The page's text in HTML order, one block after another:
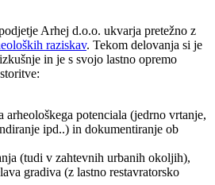
Arhej d.o.o. ukvarja pretežno z
raziskav. Tekom delovanja si je
in je s svojo lastno opremo
arheološkega potenciala (jedrno vrtanje,
ipd..) in dokumentiranje ob
(tudi v zahtevnih urbanih okoljih),
gradiva (z lastno restavratorsko